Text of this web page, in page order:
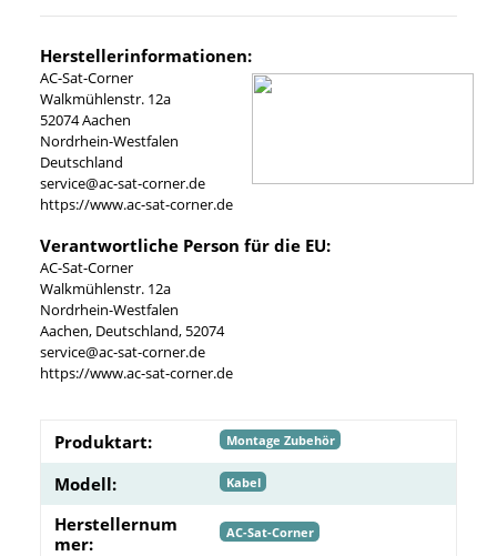
Herstellerinformationen:
AC-Sat-Corner
Walkmühlenstr. 12a
52074 Aachen
Nordrhein-Westfalen
Deutschland
service@ac-sat-corner.de
https://www.ac-sat-corner.de
Verantwortliche Person für die EU:
AC-Sat-Corner
Walkmühlenstr. 12a
Nordrhein-Westfalen
Aachen, Deutschland, 52074
service@ac-sat-corner.de
https://www.ac-sat-corner.de
Produktart: Montage Zubehör
Modell: Kabel
Herstellernum
mer:
AC-Sat-Corner